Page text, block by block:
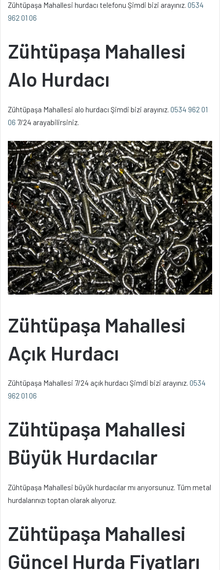
Zühtüpaşa Mahallesi hurdacı telefonu Şimdi bizi arayınız. 0534
962 01 06
Zühtüpaşa Mahallesi
Alo Hurdacı
Zühtüpaşa Mahallesi alo hurdacı Şimdi bizi arayınız. 0534 962 01
06 7/24 arayabilirsiniz.
Zühtüpaşa Mahallesi
Açık Hurdacı
Zühtüpaşa Mahallesi 7/24 açık hurdacı Şimdi bizi arayınız. 0534
962 01 06
Zühtüpaşa Mahallesi
Büyük Hurdacılar
Zühtüpaşa Mahallesi büyük hurdacılar mı arıyorsunuz. Tüm metal
hurdalarınızı toptan olarak alıyoruz.
Zühtüpaşa Mahallesi
Güncel Hurda Fiyatları